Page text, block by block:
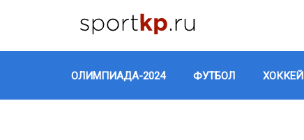
ОЛИМПИАДА-2024 ФУТБОЛ ХОККЕЙ